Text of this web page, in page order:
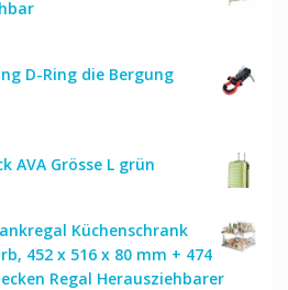
53.00.
D-Ring die Bergung
AVA Grösse L grün
Küchenschrank
452 x 516 x 80 mm + 474
Regal Herausziehbarer